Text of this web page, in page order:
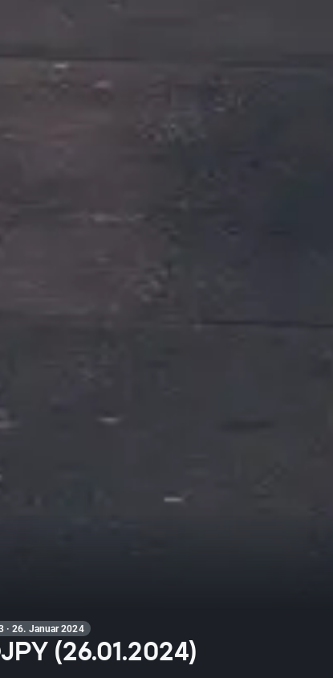
· 26. Januar 2024
(26.01.2024)